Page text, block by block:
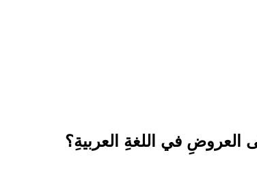
في اللغةِ العربيةِ؟